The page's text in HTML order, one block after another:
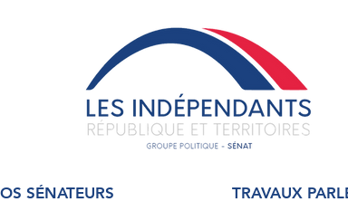
SÉNATEURS TRAVAUX